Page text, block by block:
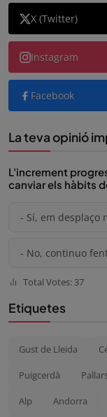
X (Twitter)
Instagram
Facebook
La teva opinió
L'increment
canviar els hàbits
- Sí, em desplaço
- No, continuo
Total Votes: 37
Etiquetes
Gust de Lleida
Puigcerdà
Alp Andorra